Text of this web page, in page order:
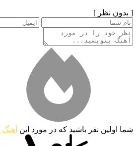
[ بدون نظر ]
شما اولین نفر باشید که در مورد این آهنگ